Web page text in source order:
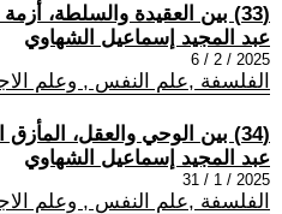
(33) بين العقيدة والسلطة، أزمة الدين
عبد المجيد إسماعيل الشهاوي
2025 / 2 / 6
الفلسفة ,علم النفس , وعلم
(34) بين الوحي والعقل، المأزق الديني
عبد المجيد إسماعيل الشهاوي
2025 / 1 / 31
الفلسفة ,علم النفس , وعلم